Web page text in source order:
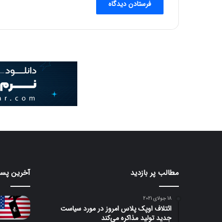
مطالب پر بازدید
18 جولای 2021
ائتلاف اوپک پلاس امروز در مورد سیاست
جدید تولید مذاکره می‌کند
آخرین